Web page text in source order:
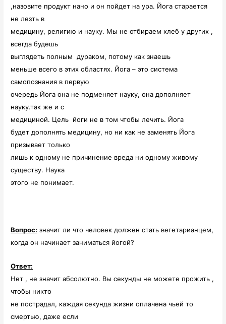
,назовите продукт нано и он пойдет на ура. Йога старается
не лезть в
медицину, религию и науку. Мы не отбираем хлеб у других ,
всегда будешь
выглядеть полным
дураком, потому как знаешь
меньше всего в этих областях. Йога – это система
самопознания в первую
очередь Йога она не подменяет науку, она дополняет
науку.так же и с
медициной. Цель йоги не в том чтобы лечить. Йога
будет дополнять медицину, но ни как не заменять Йога
призывает только
лишь к одному не причинение вреда ни одному живому
существу. Наука
этого не понимает.
Вопрос: значит ли что человек должен стать вегетарианцем,
когда он начинает заниматься йогой?
Ответ:
Нет , не значит абсолютно. Вы секунды не можете прожить ,
чтобы никто
не пострадал, каждая секунда жизни оплачена чьей то
смертью, даже если